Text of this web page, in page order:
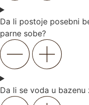
Da li postoje posebni
parne sobe?
Da li se voda u